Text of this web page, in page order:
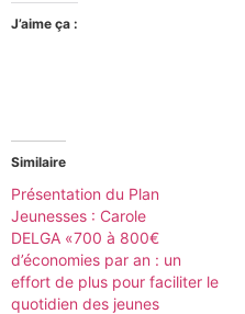
J’aime ça :
Similaire
Présentation du Plan
Jeunesses : Carole
DELGA «700 à 800€
d’économies par an : un
effort de plus pour faciliter le
quotidien des jeunes